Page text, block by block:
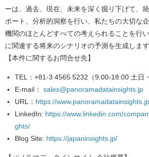
ーは、過去、現在、未来を深く掘り下げて、
ポート、分析的洞察を行い、私たちの大切な
機関のほとんどすべての考えられることを行
に関連する将来のシナリオの予測を生成します
【本件に関するお問合せ先】
TEL
：+81-3 4565 5232（9:00-18:00 土日
E-mail ： sales@panoramadatainsights.jp
URL
： https://
LinkedIn: https://www.linkedin.com/
ghts/
Blog Site: https://japaninsights.jp/